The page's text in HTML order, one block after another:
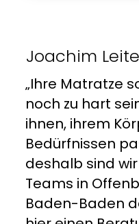
Joachim
„Ihre Matratze
noch zu hart
ihnen, ihrem
Bedürfnissen
deshalb sind
Teams in
Baden-Baden